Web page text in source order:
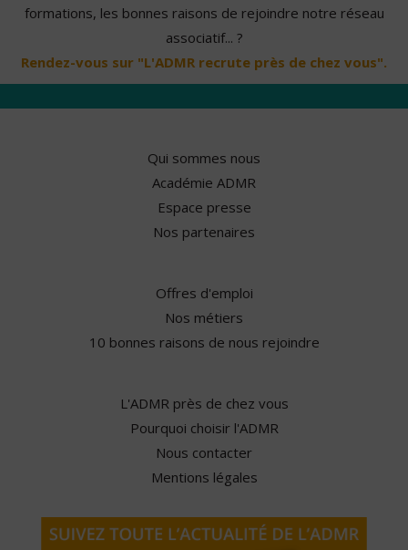
formations, les bonnes raisons de rejoindre notre réseau
associatif... ?
Rendez-vous sur "L'ADMR recrute près de chez vous".
Qui sommes nous
Académie ADMR
Espace presse
Nos partenaires
Offres d'emploi
Nos métiers
10 bonnes raisons de nous rejoindre
L'ADMR près de chez vous
Pourquoi choisir l'ADMR
Nous contacter
Mentions légales